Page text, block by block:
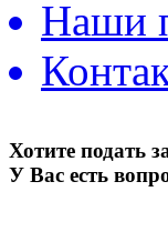
Наши
Хотите подать
У Вас есть